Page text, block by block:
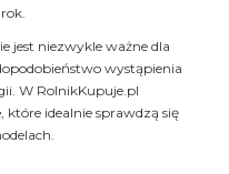
jest niezwykle ważne dla
wystąpienia
W RolnikKupuje.pl
, które idealnie sprawdzą się